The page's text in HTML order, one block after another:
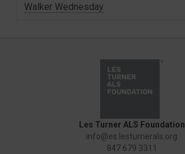
Walker Wednesday
Les Turner ALS Foundation
info@es.lesturnerals.org
847 679 3311